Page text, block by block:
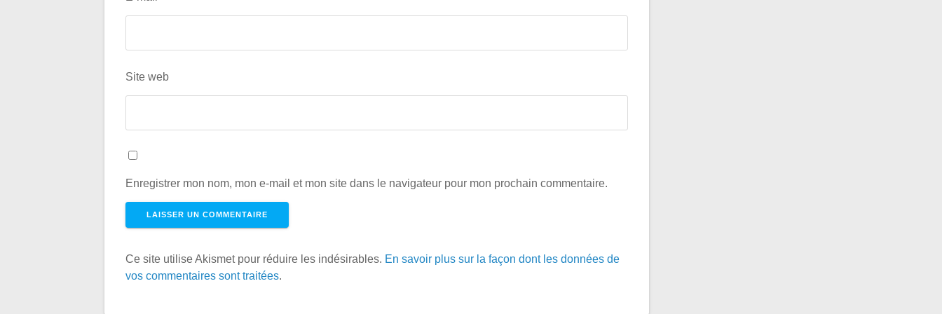
Site web
Enregistrer mon nom, mon e-mail et mon site dans le navigateur pour mon prochain commentaire.
Ce site utilise Akismet pour réduire les indésirables. En savoir plus sur la façon dont les données de
vos commentaires sont traitées.